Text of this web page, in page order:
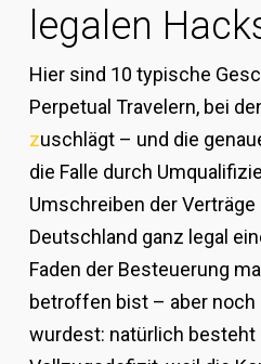
legalen
Hier sind 10 typische
Perpetual Travelern, bei
zuschlägt – und die
die Falle durch
Umschreiben der
Deutschland ganz legal
Faden der Besteuerung
betroffen bist – aber
wurdest: natürlich besteht